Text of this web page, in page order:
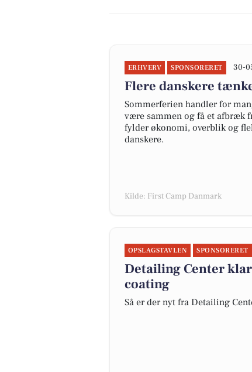
ERHVERV SPONSORERET 30-
Flere danskere
Sommerferien handler for
være sammen og få et afbræk
fylder økonomi, overblik og
danskere.
Kilde: First Camp Danmark
OPSLAGSTAVLEN SPONSORERET
Detailing Center
coating
Så er der nyt fra Detailing